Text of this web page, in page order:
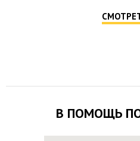
В ПОМОЩЬ